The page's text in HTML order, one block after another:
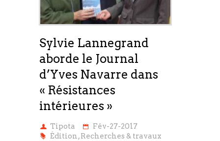
Sylvie Lannegrand
aborde le Journal
d’Yves Navarre dans
« Résistances
intérieures »
Tipota
Fév-27-2017
Édition,Recherches & travaux